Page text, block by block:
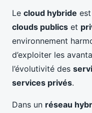
Le cloud hybride
clouds publics et
environnement
d’exploiter les
l’évolutivité des
services privés.
Dans un réseau